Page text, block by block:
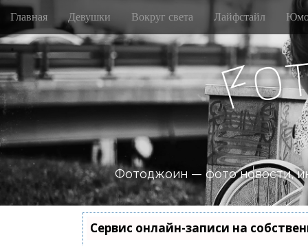
M
i
n
m
e
n
u
S
i
p
t
o
c
o
n
t
e
Главная Девушки Вокруг света Лайфстайл
Fo
Фотоджоин — фото новости,
Сервис онлайн-записи на